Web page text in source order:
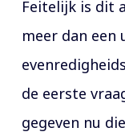
Feitelijk is dit
meer dan een
de eerste
gegeven nu